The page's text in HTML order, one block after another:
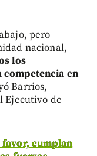
pero
nacional,
los
competencia en
Barrios,
Ejecutivo de
favor, cumplan